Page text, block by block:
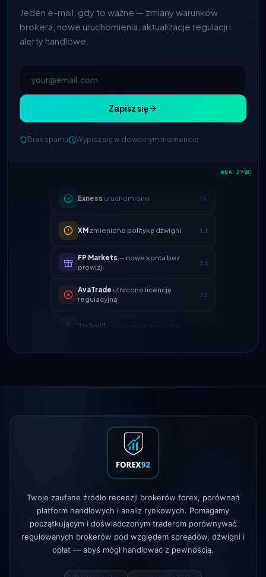
Jeden e-mail, gdy to ważne — zmiany warunków
brokera, nowe uruchomienia, aktualizacje regulacji i
alerty handlowe.
Zapisz się
Brak spamu Wypisz się w dowolnym momencie
NA ŻYWO
EUR/USD → 0,1 pipsa
XMzmieniono politykę dźwigni 1d
FP Markets
— nowe konta bez
1d
AvaTradeutracono licencję
regulacyjną
3d
Tickmill czas wypłaty teraz 24h 4d
IC Markets
zmniejszony spread
— nowe konta bez
utracono licencję
regulacyjną
Twoje zaufane źródło recenzji brokerów forex, porównań
platform handlowych i analiz rynkowych. Pomagamy
początkującym i doświadczonym traderom porównywać
regulowanych brokerów pod względem spreadów, dźwigni i
opłat — abyś mógł handlować z pewnością.